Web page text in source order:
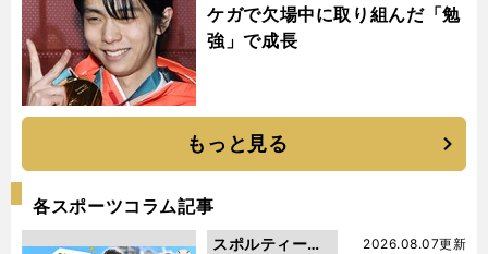
ケガで欠場中に取り組んだ「勉
強」で成長
もっと見る
各スポーツコラム記事
2026.08.07更新
スポルティーバ